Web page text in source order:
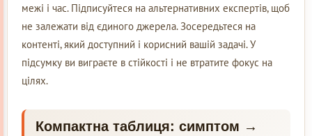
межі і час. Підписуйтеся на альтернативних експертів, щоб
не залежати від єдиного джерела. Зосередьтеся на
контенті, який доступний і корисний вашій задачі. У
підсумку ви виграєте в стійкості і не втратите фокус на
цілях.
Компактна таблиця: симптом →